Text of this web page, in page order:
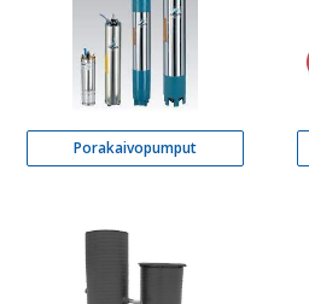
Porakaivopumput